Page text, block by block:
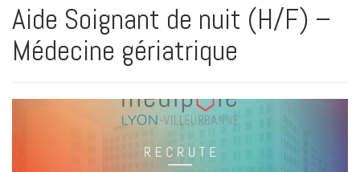
Aide Soignant de nuit (H/F) –
Médecine gériatrique